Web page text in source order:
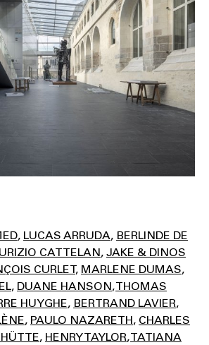
LUCAS ARRUDA BERLINDE DE
CATTELAN JAKE & DINOS
CURLET MARLENE DUMAS
DUANE HANSON THOMAS
HUYGHE BERTRAND LAVIER
PAULO NAZARETH CHARLES
HENRY TAYLOR TATIANA